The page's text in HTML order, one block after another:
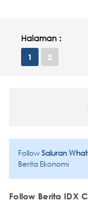
Halaman :
1 2
FollowSaluran
Berita Ekonomi
Follow Berita IDX